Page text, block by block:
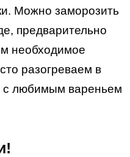
Можно заморозить
предварительно
необходимое
разогреваем в
с любимым вареньем